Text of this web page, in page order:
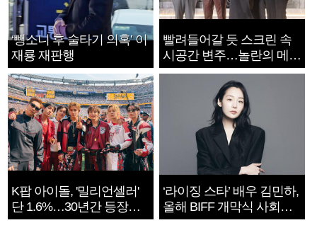
‘뺑소니 후 술타기 의혹’ 이
재룡 재판행
빨려들어갈 듯 스크린 속
시공간 변주…놀란의 메시
지는 ‘전쟁 속죄’
K팝 아이돌, '밀리언셀러'
단 1.6%…30년간 등장
1182개팀 전수조사
‘라이징 스타’ 배우 김민하,
올해 BIFF 개막식 사회자
확정